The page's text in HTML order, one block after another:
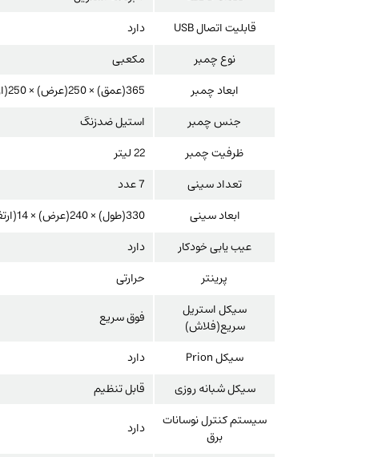
قابلیت اتصال USB
دارد
نوع چمبر
مکعبی
ابعاد چمبر
365(عمق) × 250(عرض) × 250(ارتفاع) میلی متر
جنس چمبر
استیل ضدزنگ
ظرفیت چمبر
22 لیتر
تعداد سینی
7 عدد
ابعاد سینی
330(طول) × 240(عرض) × 14(ارتفاع) میلی متر
عیب یابی خودکار
دارد
پرینتر
حرارتی
سیکل استریل
سریع(فلاش)
فوق سریع
سیکل Prion
دارد
سیکل شبانه روزی
قابل تنظیم
سیستم کنترل نوسانات
برق
دارد